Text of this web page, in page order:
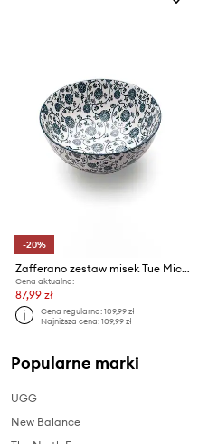
-20%
Zafferano zestaw misek Tue Micro 90 ml 6-pack
Cena aktualna:
87,99 zł
Cena regularna:109,99 zł
Najniższa cena:109,99 zł
Popularne marki
UGG
New Balance